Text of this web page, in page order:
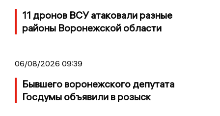
11 дронов ВСУ атаковали разные
районы Воронежской области
06/08/2026 09:39
Бывшего воронежского депутата
Госдумы объявили в розыск